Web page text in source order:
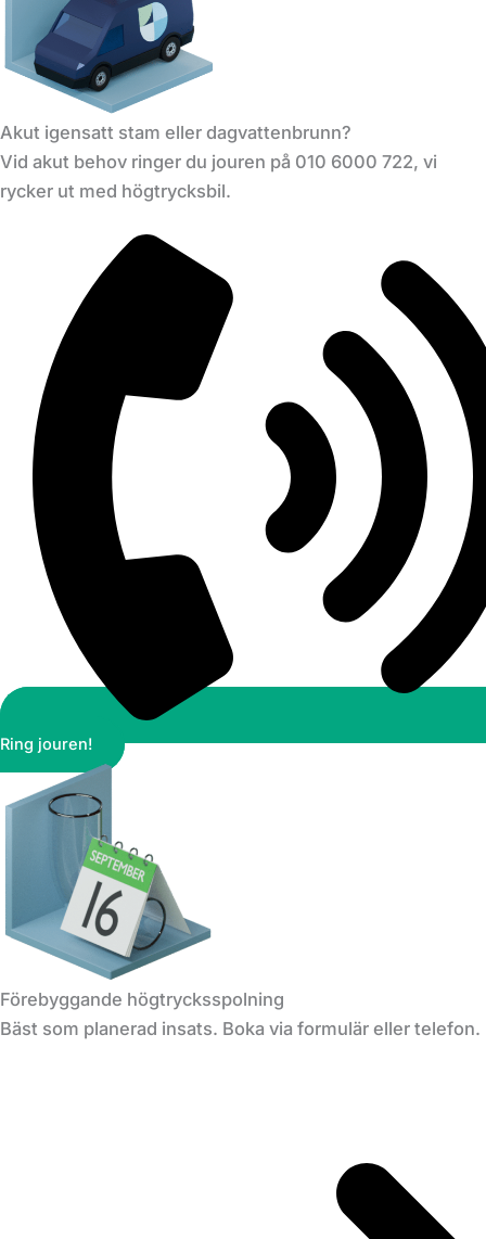
Akut igensatt stam eller dagvattenbrunn?
Vid akut behov ringer du jouren på 010 6000 722, vi
rycker ut med högtrycksbil.
Ring jouren!
Förebyggande högtrycksspolning
Bäst som planerad insats. Boka via formulär eller telefon.